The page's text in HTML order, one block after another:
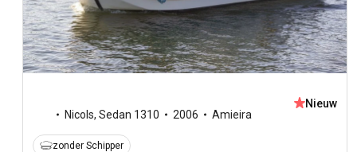
Nicols, Sedan 1310 2006 Amieira
Nieuw
zonder Schipper